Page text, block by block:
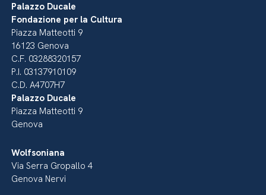
Palazzo Ducale
Fondazione per la Cultura
Piazza Matteotti 9
16123 Genova
C.F. 03288320157
P.I. 03137910109
C.D. A4707H7
Palazzo Ducale
Piazza Matteotti 9
Genova
Wolfsoniana
Via Serra Gropallo 4
Genova Nervi